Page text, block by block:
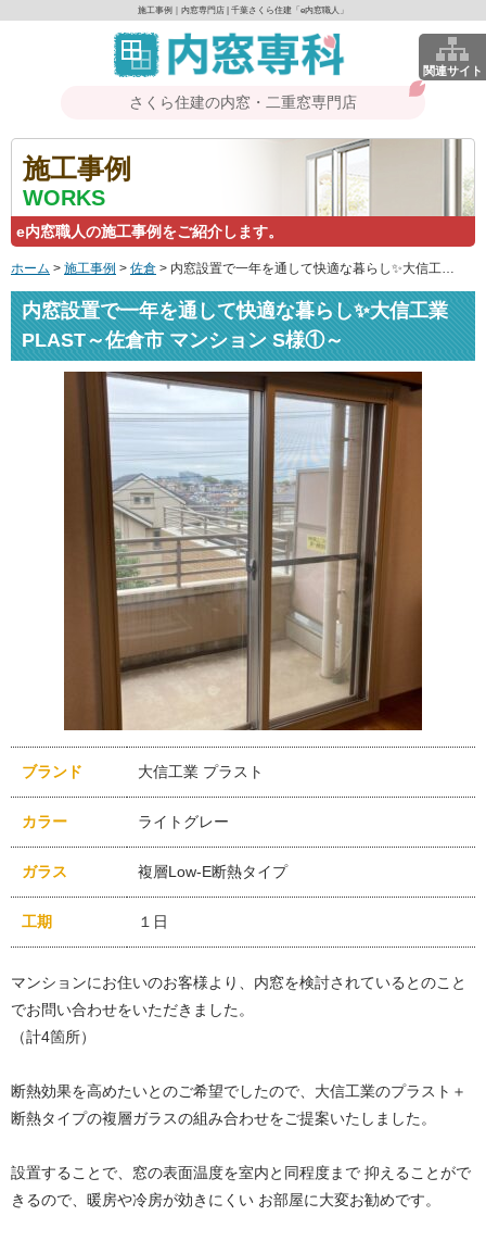
関連サイト
施工事例｜内窓専門店 | 千葉さくら住建「e内窓職人」
さくら住建の内窓・二重窓専門店
施工事例
WORKS
e内窓職人の施工事例をご紹介します。
ホーム > 施工事例 > 佐倉 > 内窓設置で一年を通して快適な暮らし✨大信工業 PLAST～佐倉市 マンション S様①～
内窓設置で一年を通して快適な暮らし✨大信工業
PLAST～佐倉市 マンション S様①～
ブランド 大信工業 プラスト
カラー ライトグレー
ガラス 複層Low-E断熱タイプ
工期 １日
マンションにお住いのお客様より、内窓を検討されているとのこと
でお問い合わせをいただきました。
（計4箇所）
断熱効果を高めたいとのご希望でしたので、大信工業のプラスト＋
断熱タイプの複層ガラスの組み合わせをご提案いたしました。
設置することで、窓の表面温度を室内と同程度まで 抑えることがで
きるので、暖房や冷房が効きにくい お部屋に大変お勧めです。